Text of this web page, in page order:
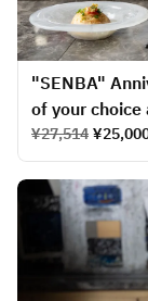
"SENBA"
of your
¥27,514